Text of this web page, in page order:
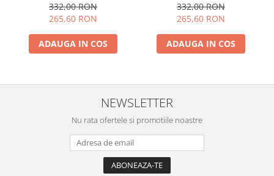
332,00 RON
265,60 RON
ADAUGA IN COS
332,00 RON
265,60 RON
ADAUGA IN COS
NEWSLETTER
Nu rata ofertele si promotiile noastre